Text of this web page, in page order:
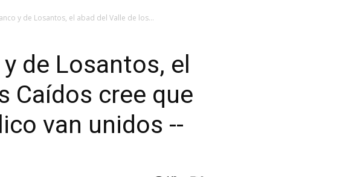
y de Losantos, el abad del Valle de los...
de Losantos, el
Caídos cree que
van unidos --